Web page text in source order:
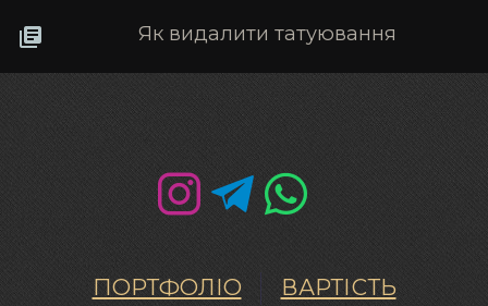
Як видалити татуювання
ПОРТФОЛІО
ВАРТІСТЬ